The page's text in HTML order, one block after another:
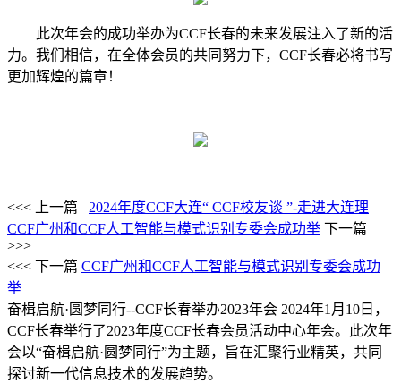
此次年会的成功举办为CCF长春的未来发展注入了新的活
力。我们相信，在全体会员的共同努力下，CCF长春必将书写
更加辉煌的篇章！
<<< 上一篇
2024年度CCF大连“ CCF校友谈 ”-走进大连理
CCF广州和CCF人工智能与模式识别专委会成功举 下一篇
>>>
<<< 下一篇 CCF广州和CCF人工智能与模式识别专委会成功
举
奋楫启航·圆梦同行--CCF长春举办2023年会 2024年1月10日，
CCF长春举行了2023年度CCF长春会员活动中心年会。此次年
会以“奋楫启航·圆梦同行”为主题，旨在汇聚行业精英，共同
探讨新一代信息技术的发展趋势。